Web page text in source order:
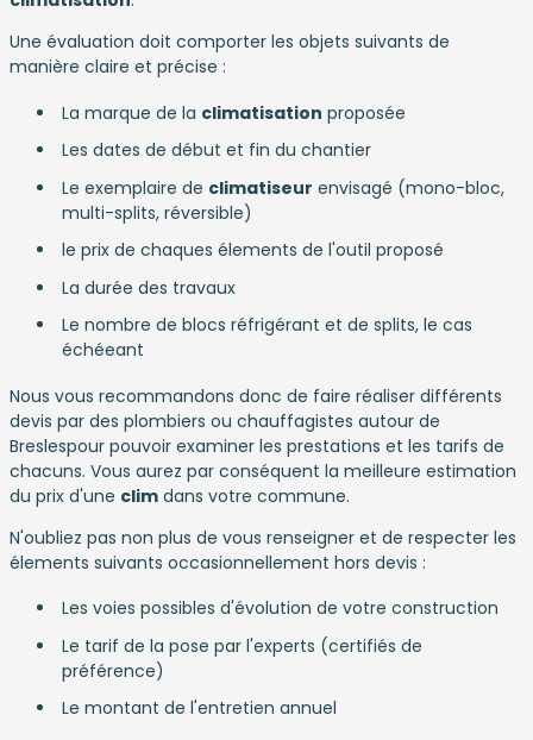
Une évaluation doit comporter les objets suivants de
manière claire et précise :
La marque de la climatisation proposée
Les dates de début et fin du chantier
Le exemplaire de climatiseur envisagé (mono-bloc,
multi-splits, réversible)
le prix de chaques élements de l'outil proposé
La durée des travaux
Le nombre de blocs réfrigérant et de splits, le cas
échéeant
Nous vous recommandons donc de faire réaliser différents
devis par des plombiers ou chauffagistes autour de
Breslespour pouvoir examiner les prestations et les tarifs de
chacuns. Vous aurez par conséquent la meilleure estimation
du prix d'une clim dans votre commune.
N'oubliez pas non plus de vous renseigner et de respecter les
élements suivants occasionnellement hors devis :
Les voies possibles d'évolution de votre construction
Le tarif de la pose par l'experts (certifiés de
préférence)
Le montant de l'entretien annuel